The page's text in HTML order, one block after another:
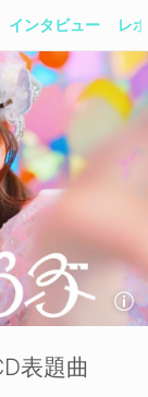
インタビュー レ
表題曲